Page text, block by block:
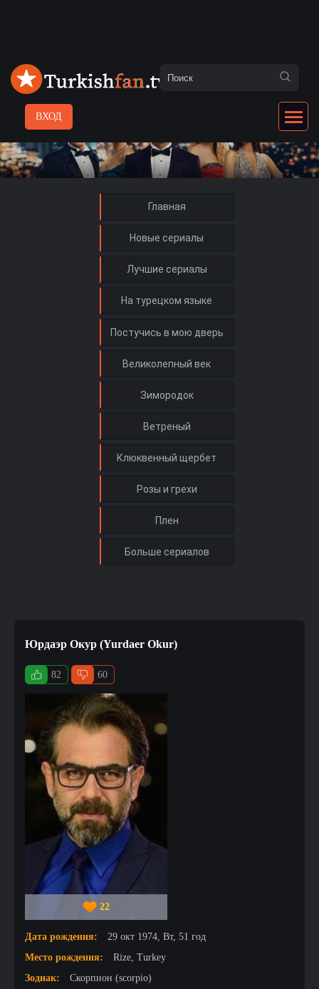
ВХОД
Главная
Новые сериалы
Лучшие сериалы
На турецком языке
Юрдаэр Окур (Yurdaer Okur)
82 60
22
Дата рождения:
29 окт 1974, Вт, 51 год
Место рождения:
Rize, Turkey
Зодиак:
Скорпион (scorpio)